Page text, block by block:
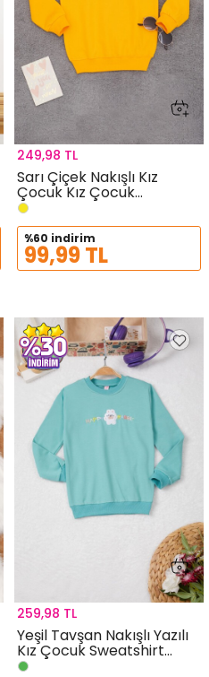
Sarı Çiçek Nakışlı Kız
Çocuk Kız Çocuk
Sweatshirt 17190
249,98 TL
%60 indirim
99,99 TL
Yeşil Tavşan Nakışlı Yazılı
Kız Çocuk Sweatshirt
16948
259,98 TL